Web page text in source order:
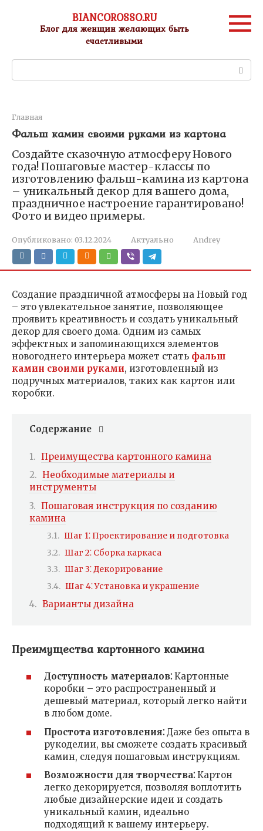
контенту
BIANCOROSSO.RU
Блог для женщин желающих быть
счастливыми
Главная
Фальш камин своими руками из картона
Создайте сказочную атмосферу Нового
года! Пошаговые мастер-классы по
изготовлению фальш-камина из картона
– уникальный декор для вашего дома,
праздничное настроение гарантировано!
Фото и видео примеры.
Опубликовано: 03.12.2024 Актуально Andrey
Создание праздничной атмосферы на Новый год
– это увлекательное занятие, позволяющее
проявить креативность и создать уникальный
декор для своего дома. Одним из самых
эффектных и запоминающихся элементов
новогоднего интерьера может стать фальш
камин своими руками, изготовленный из
подручных материалов, таких как картон или
коробки.
Содержание
Преимущества картонного камина
Необходимые материалы и
инструменты
Пошаговая инструкция по созданию
камина
Шаг 1⁚ Проектирование и подготовка
Шаг 2⁚ Сборка каркаса
Шаг 3⁚ Декорирование
Шаг 4⁚ Установка и украшение
Варианты дизайна
Преимущества картонного камина
Доступность материалов⁚ Картонные
коробки – это распространенный и
дешевый материал, который легко найти
в любом доме.
Простота изготовления⁚ Даже без опыта в
рукоделии, вы сможете создать красивый
камин, следуя пошаговым инструкциям.
Возможности для творчества⁚ Картон
легко декорируется, позволяя воплотить
любые дизайнерские идеи и создать
уникальный камин, идеально
подходящий к вашему интерьеру.